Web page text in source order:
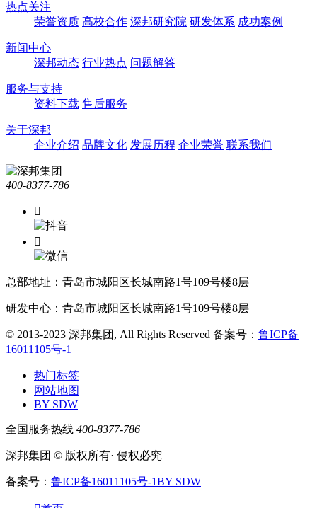
热点关注
荣誉资质 高校合作 深邦研究院 研发体系 成功案例
新闻中心
深邦动态 行业热点 问题解答
服务与支持
资料下载 售后服务
关于深邦
企业介绍 品牌文化 发展历程 企业荣誉 联系我们
400-8377-786


总部地址：青岛市城阳区长城南路1号109号楼8层
研发中心：青岛市城阳区长城南路1号109号楼8层
© 2013-2023 深邦集团, All Rights Reserved 备案号： 鲁ICP备
16011105号-1
热门标签
网站地图
BY SDW
全国服务热线 400-8377-786
深邦集团 © 版权所有· 侵权必究
备案号： 鲁ICP备16011105号-1BY SDW